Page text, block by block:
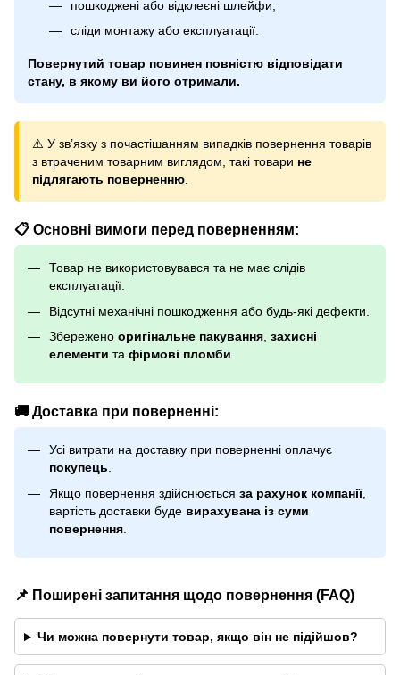
пошкоджені або відклеєні шлейфи;
сліди монтажу або експлуатації.
Повернутий товар повинен повністю відповідати
стану, в якому ви його отримали.
⚠️ У зв’язку з почастішанням випадків повернення товарів
з втраченим товарним виглядом, такі товари не
підлягають поверненню.
📋 Основні вимоги перед поверненням:
Товар не використовувався та не має слідів
експлуатації.
Відсутні механічні пошкодження або будь-які дефекти.
Збережено оригінальне пакування захисні
елементи та фірмові пломби
🚚 Доставка при поверненні:
Усі витрати на доставку при поверненні оплачує
покупець.
Якщо повернення здійснюється за рахунок компанії,
вартість доставки буде вирахувана із суми
повернення
📌 Поширені запитання щодо повернення (FAQ)
Чи можна повернути товар, якщо він не підійшов?